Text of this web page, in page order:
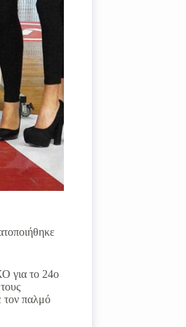
για το 24ο
τον παλμό